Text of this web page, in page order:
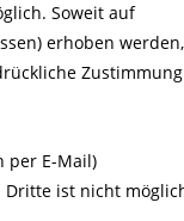
Soweit auf
erhoben werden,
Zustimmung
per E-Mail)
Dritte ist nicht